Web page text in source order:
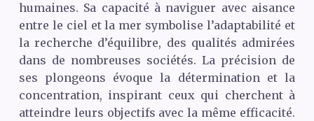
humaines. Sa capacité à naviguer avec aisance
entre le ciel et la mer symbolise l’adaptabilité et
la recherche d’équilibre, des qualités admirées
dans de nombreuses sociétés. La précision de
ses plongeons évoque la détermination et la
concentration, inspirant ceux qui cherchent à
atteindre leurs objectifs avec la même efficacité.